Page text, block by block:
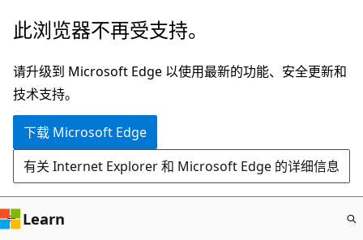
跳
主
要
内
此浏览器不再受支持。
请升级到 Microsoft Edge 以使用最新的功能、安全更新和
技术支持。
下载 Microsoft Edge
有关 Internet Explorer 和 Microsoft Edge 的详细信息
Learn